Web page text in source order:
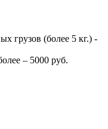
грузов (более 5 кг.) -
– 5000 руб.